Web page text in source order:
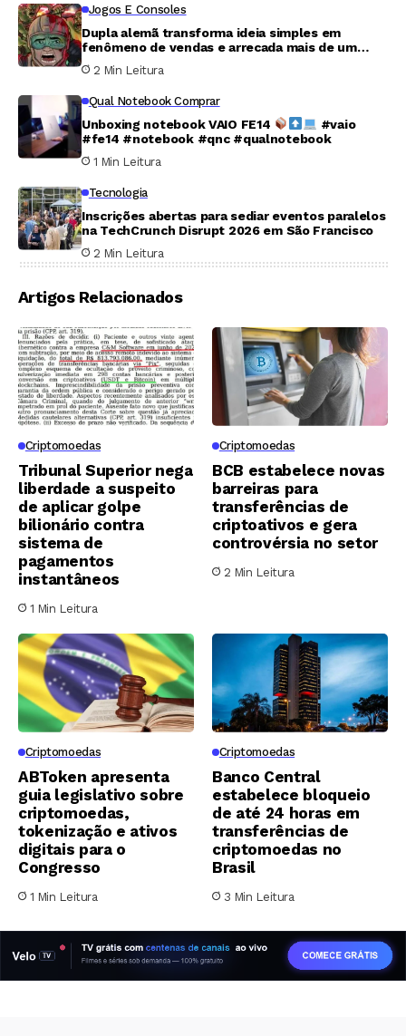
Jogos E Consoles
Dupla alemã transforma ideia simples em
fenômeno de vendas e arrecada mais de um
milhão de dólares em sete dias
2 Min Leitura
Qual Notebook Comprar
Unboxing notebook VAIO FE14
#vaio
#fe14 #notebook #qnc #qualnotebook
1 Min Leitura
Tecnologia
Inscrições abertas para sediar eventos paralelos
na TechCrunch Disrupt 2026 em São Francisco
2 Min Leitura
Artigos Relacionados
Criptomoedas
Tribunal Superior nega
liberdade a suspeito
de aplicar golpe
bilionário contra
sistema de
pagamentos
instantâneos
1 Min Leitura
Criptomoedas
BCB estabelece novas
barreiras para
transferências de
criptoativos e gera
controvérsia no setor
2 Min Leitura
Criptomoedas
ABToken apresenta
guia legislativo sobre
criptomoedas,
tokenização e ativos
digitais para o
Congresso
1 Min Leitura
Criptomoedas
Banco Central
estabelece bloqueio
de até 24 horas em
transferências de
criptomoedas no
Brasil
3 Min Leitura